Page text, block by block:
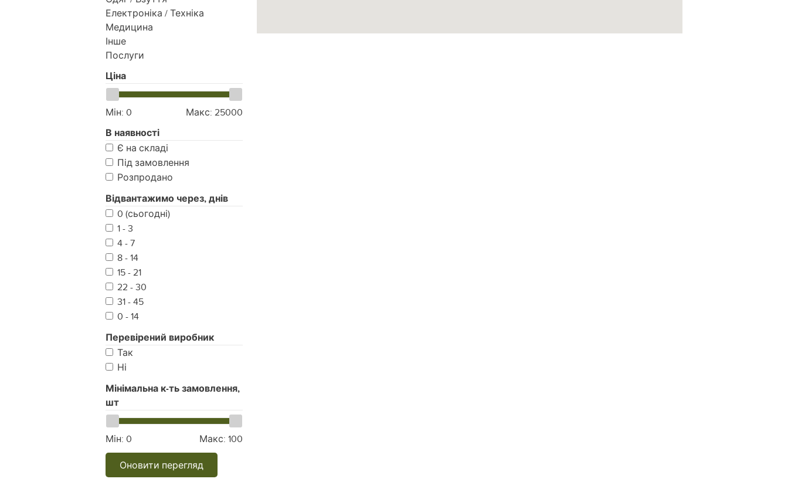
Електроніка / Техніка
Медицина
Інше
Послуги
Ціна
Мін: 0 Макс: 25000
В наявності
Є на складі
Під замовлення
Розпродано
Відвантажимо через, днів
0 (сьогодні)
1 - 3
4 - 7
8 - 14
15 - 21
22 - 30
31 - 45
0 - 14
Перевірений виробник
Так
Ні
Мінімальна к-ть замовлення,
шт
Мін: 0 Макс: 100
Оновити перегляд